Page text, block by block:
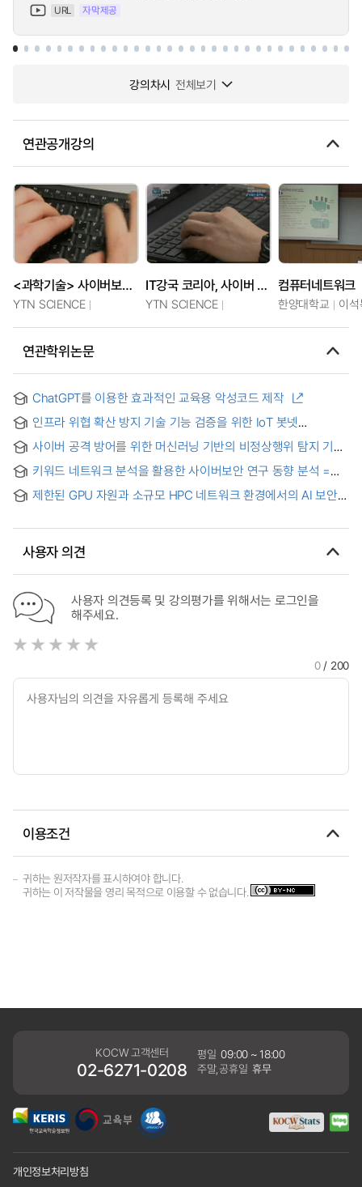
URL 자막제공
강의차시 전체보기
연관공개강의
<과학기술> 사이버보안의 세계
YTN SCIENCE
IT강국 코리아, 사이버 보안 현 주소는?
YTN SCIENCE
컴퓨터네트워크
한양대학교 이
연관학위논문
ChatGPT를 이용한 효과적인 교육용 악성코드 제작
인프라 위협 확산 방지 기술 기능 검증을 위한 IoT 봇넷
Verification of Infrastructure Threat Prevent Technology
사이버 공격 방어를 위한 머신러닝 기반의 비정상행위 탐지 기법
키워드 네트워크 분석을 활용한 사이버보안 연구 동향 분석 =
Keyword Network Analysis
제한된 GPU 자원과 소규모 HPC 네트워크 환경에서의 AI 보안과
사용자 의견
사용자 의견등록 및 강의평가를 위해서는 로그인을
해주세요.
0/ 200
이용조건
귀하는 원저작자를 표시하여야 합니다.
귀하는 이 저작물을 영리 목적으로 이용할 수 없습니다.
KOCW 고객센터
02-6271-0208
평일 09:00 ~ 18:00
주말,공휴일 휴무
개인정보처리방침